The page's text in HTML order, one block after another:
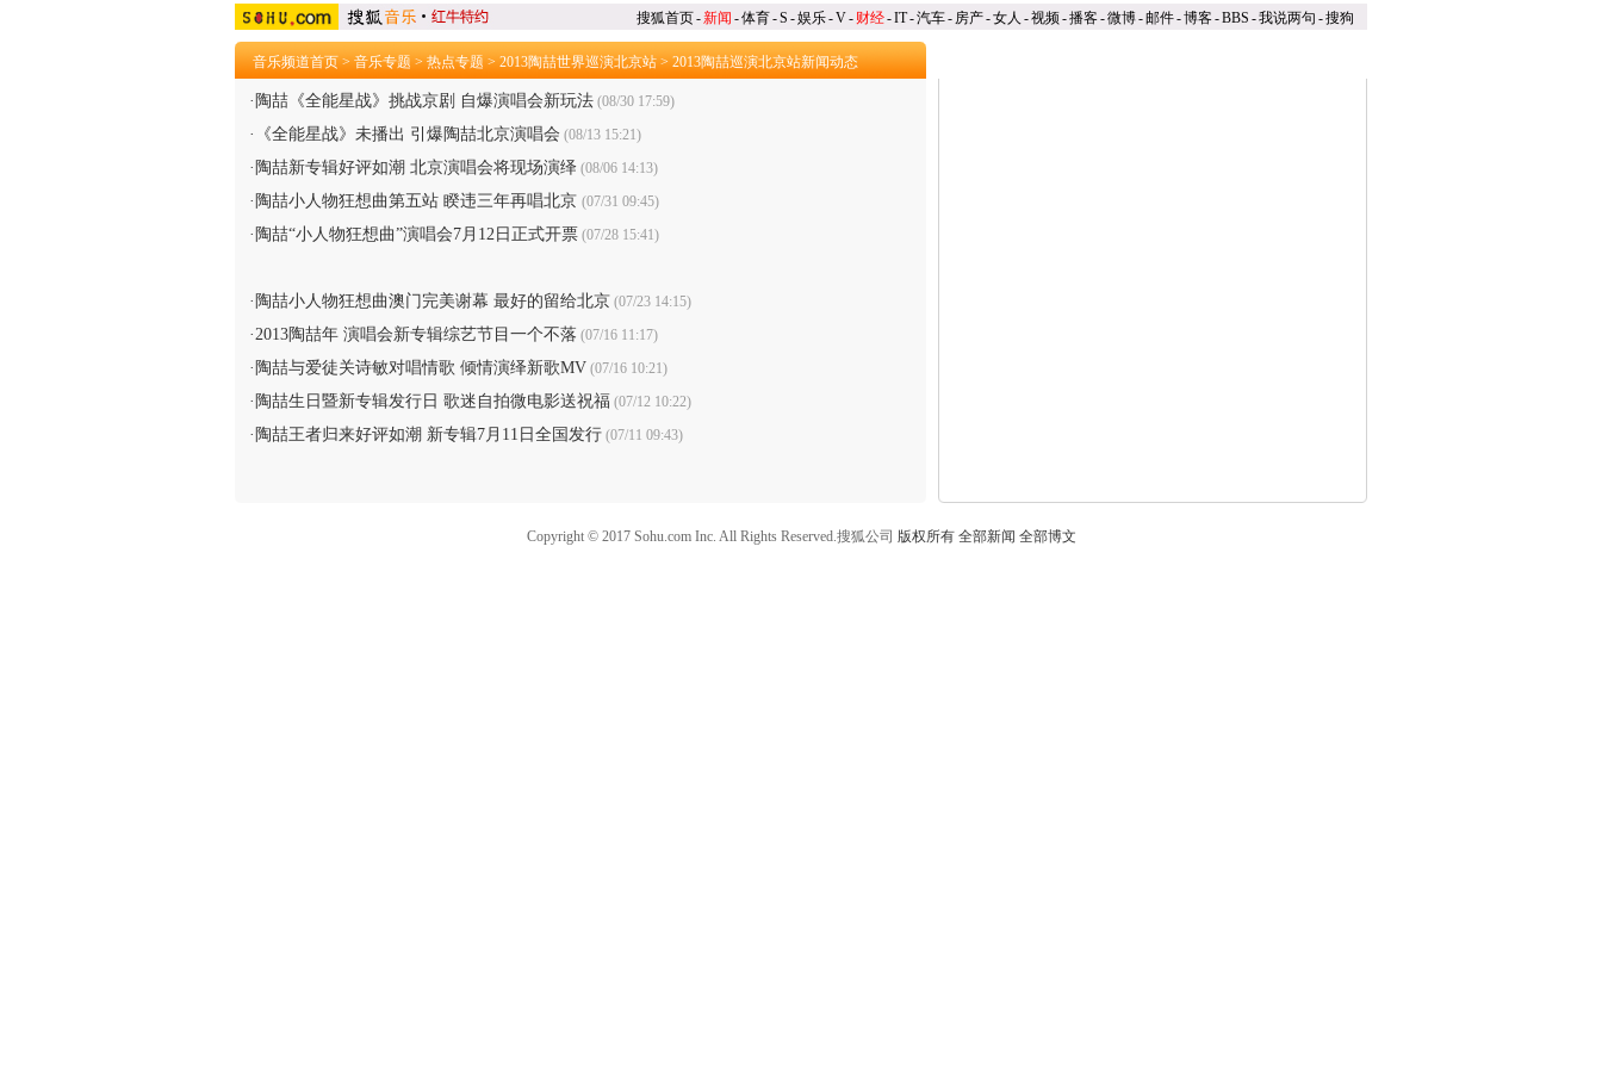
搜狐首页-新闻 -体育-S -娱乐-V- 财经-IT-汽车- 房产-女人 -视频-播客-微博-邮件-博客-BBS -我说两句 -搜狗
音乐频道首页 > 音乐专题 > 热点专题 > 2013陶喆世界巡演北京站 > 2013陶喆巡演北京站新闻动态
· 陶喆《全能星战》挑战京剧 自爆演唱会新玩法 (08/30 17:59)
· 《全能星战》未播出 引爆陶喆北京演唱会 (08/13 15:21)
· 陶喆新专辑好评如潮 北京演唱会将现场演绎 (08/06 14:13)
· 陶喆小人物狂想曲第五站 睽违三年再唱北京 (07/31 09:45)
· 陶喆“小人物狂想曲”演唱会7月12日正式开票 (07/28 15:41)
· 陶喆小人物狂想曲澳门完美谢幕 最好的留给北京 (07/23 14:15)
·2013陶喆年 演唱会新专辑综艺节目一个不落 (07/16 11:17)
· 陶喆与爱徒关诗敏对唱情歌 倾情演绎新歌MV (07/16 10:21)
· 陶喆生日暨新专辑发行日 歌迷自拍微电影送祝福 (07/12 10:22)
· 陶喆王者归来好评如潮 新专辑7月11日全国发行 (07/11 09:43)
Copyright © 2017 Sohu.com Inc. All Rights Reserved.搜狐公司 版权所有 全部新闻 全部博文